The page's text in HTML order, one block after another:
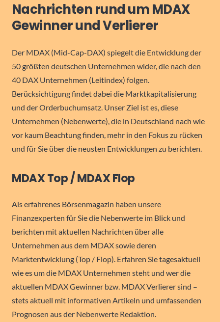
Nachrichten rund um MDAX
Gewinner und Verlierer
Der MDAX (Mid-Cap-DAX) spiegelt die Entwicklung der
50 größten deutschen Unternehmen wider, die nach den
40 DAX Unternehmen (Leitindex) folgen.
Berücksichtigung findet dabei die Marktkapitalisierung
und der Orderbuchumsatz. Unser Ziel ist es, diese
Unternehmen (Nebenwerte), die in Deutschland nach wie
vor kaum Beachtung finden, mehr in den Fokus zu rücken
und für Sie über die neusten Entwicklungen zu berichten.
MDAX Top / MDAX Flop
Als erfahrenes Börsenmagazin haben unsere
Finanzexperten für Sie die Nebenwerte im Blick und
berichten mit aktuellen Nachrichten über alle
Unternehmen aus dem MDAX sowie deren
Marktentwicklung (Top / Flop). Erfahren Sie tagesaktuell
wie es um die MDAX Unternehmen steht und wer die
aktuellen MDAX Gewinner bzw. MDAX Verlierer sind –
stets aktuell mit informativen Artikeln und umfassenden
Prognosen aus der Nebenwerte Redaktion.